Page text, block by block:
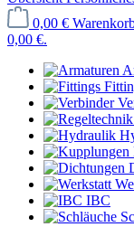
0,00 €
0,00 €.
IBC